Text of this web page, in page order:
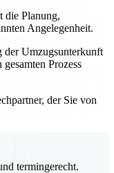
die Planung,
Angelegenheit.
der Umzugsunterkunft
Prozess
der Sie von
termingerecht.